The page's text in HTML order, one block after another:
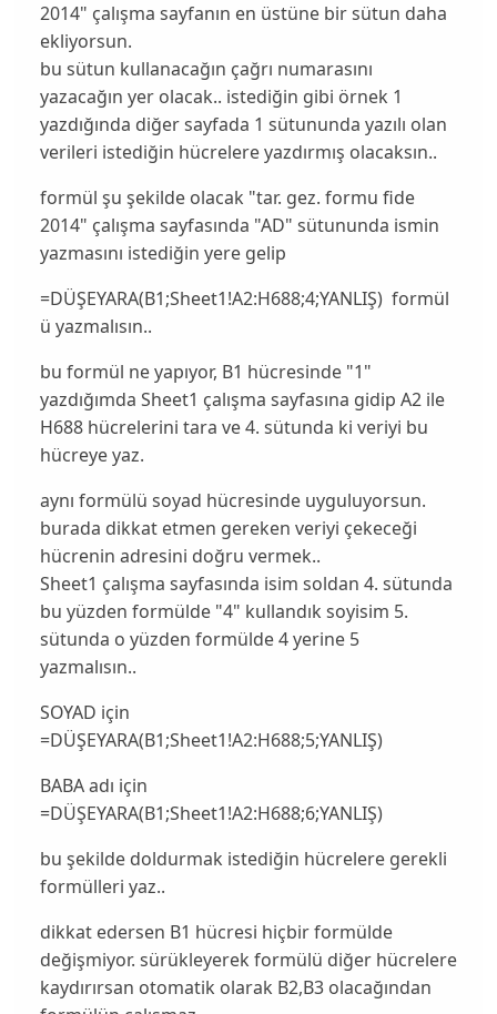
2014" çalışma sayfanın en üstüne bir sütun daha
ekliyorsun.
bu sütun kullanacağın çağrı numarasını
yazacağın yer olacak.. istediğin gibi örnek 1
yazdığında diğer sayfada 1 sütununda yazılı olan
verileri istediğin hücrelere yazdırmış olacaksın..
formül şu şekilde olacak "tar. gez. formu fide
2014" çalışma sayfasında "AD" sütununda ismin
yazmasını istediğin yere gelip
=DÜŞEYARA(B1;Sheet1!A2:H688;4;YANLIŞ) formül
ü yazmalısın..
bu formül ne yapıyor, B1 hücresinde "1"
yazdığımda Sheet1 çalışma sayfasına gidip A2 ile
H688 hücrelerini tara ve 4. sütunda ki veriyi bu
hücreye yaz.
aynı formülü soyad hücresinde uyguluyorsun.
burada dikkat etmen gereken veriyi çekeceği
hücrenin adresini doğru vermek..
Sheet1 çalışma sayfasında isim soldan 4. sütunda
bu yüzden formülde "4" kullandık soyisim 5.
sütunda o yüzden formülde 4 yerine 5
yazmalısın..
SOYAD için
=DÜŞEYARA(B1;Sheet1!A2:H688;5;YANLIŞ)
BABA adı için
=DÜŞEYARA(B1;Sheet1!A2:H688;6;YANLIŞ)
bu şekilde doldurmak istediğin hücrelere gerekli
formülleri yaz..
dikkat edersen B1 hücresi hiçbir formülde
değişmiyor. sürükleyerek formülü diğer hücrelere
kaydırırsan otomatik olarak B2,B3 olacağından